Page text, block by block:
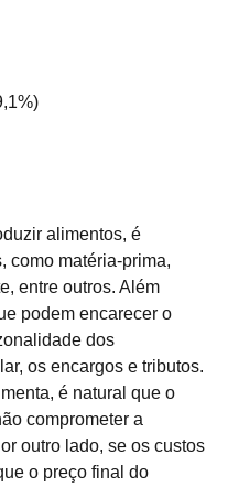
alimentos, é
como matéria-prima,
entre outros. Além
podem encarecer o
dos
os encargos e tributos.
é natural que o
comprometer a
outro lado, se os custos
o preço final do